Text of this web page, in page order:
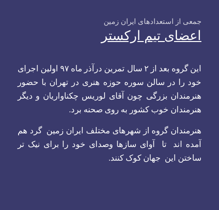
جمعی از استعدادهای ایران زمین
اعضای تیم ارکستر
این گروه بعد از ۲ سال تمرین درآذر ماه ۹۷ اولین اجرای
خود را در سالن سوره حوزه هنری در تهران با حضور
هنرمندان بزرگی چون آقای لوریس چکناواریان و دیگر
هنرمندان خوب کشور به روی صحنه برد.
هنرمندان گروه از شهرهای مختلف ایران زمین گرد هم
آمده اند تا آوای سازها وصدای خود را برای نیک تر
ساختن این جهان کوک کنند.